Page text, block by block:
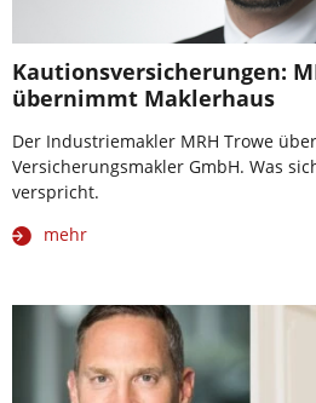
Kautionsversicherungen:
übernimmt Maklerhaus
Der Industriemakler MRH Trowe
Versicherungsmakler GmbH. Was
verspricht.
mehr